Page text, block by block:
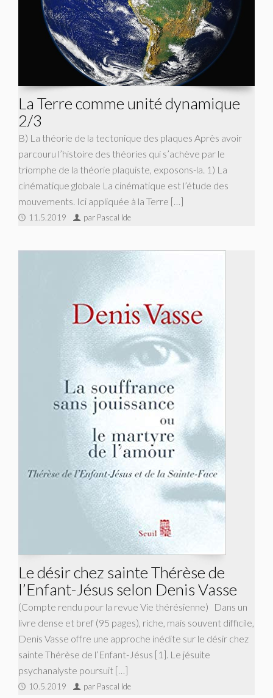
La Terre comme unité dynamique
2/3
B) La théorie de la tectonique des plaques Après avoir
parcouru l’histoire des théories qui s’achève par le
triomphe de la théorie plaquiste, exposons-la. 1) La
cinématique globale La cinématique est l’étude des
mouvements. Ici appliquée à la Terre […]
11.5.2019 par Pascal Ide
Le désir chez sainte Thérèse de
l’Enfant-Jésus selon Denis Vasse
(Compte rendu pour la revue Vie thérésienne) Dans un
livre dense et bref (95 pages), riche, mais souvent difficile,
Denis Vasse offre une approche inédite sur le désir chez
sainte Thérèse de l’Enfant-Jésus [1]. Le jésuite
psychanalyste poursuit […]
10.5.2019 par Pascal Ide